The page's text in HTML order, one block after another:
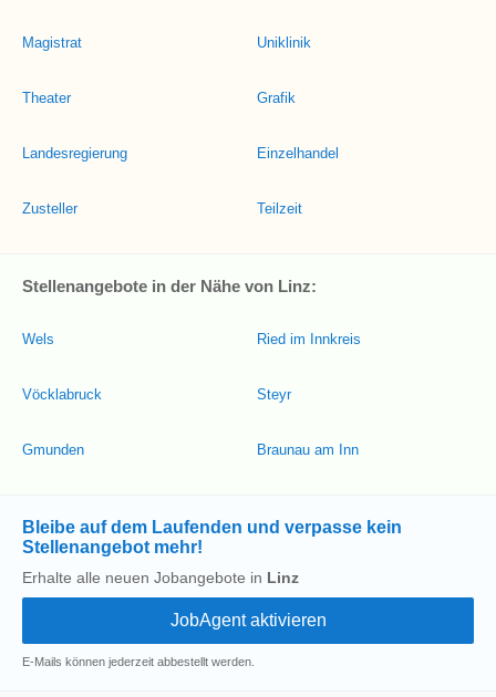
Magistrat
Theater
Landesregierung
Zusteller
Uniklinik
Grafik
Einzelhandel
Teilzeit
Stellenangebote in der Nähe von Linz:
Wels
Vöcklabruck
Gmunden
Ried im Innkreis
Steyr
Braunau am Inn
Bleibe auf dem Laufenden und verpasse kein
Stellenangebot mehr!
Erhalte alle neuen Jobangebote in Linz
E-Mails können jederzeit abbestellt werden.